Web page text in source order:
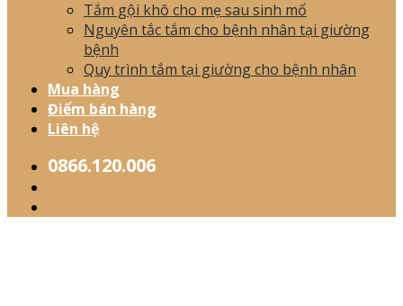
Tắm gội khô cho mẹ sau sinh mổ
Nguyên tắc tắm cho bệnh nhân tại giường
bệnh
Quy trình tắm tại giường cho bệnh nhân
Mua hàng
Điểm bán hàng
Liên hệ
0866.120.006